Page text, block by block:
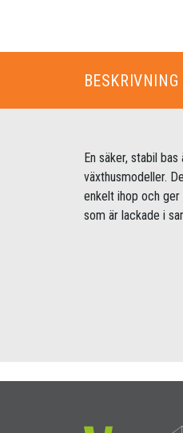
En säker, stabil
växthusmodeller.
enkelt ihop och ger
som är lackade i